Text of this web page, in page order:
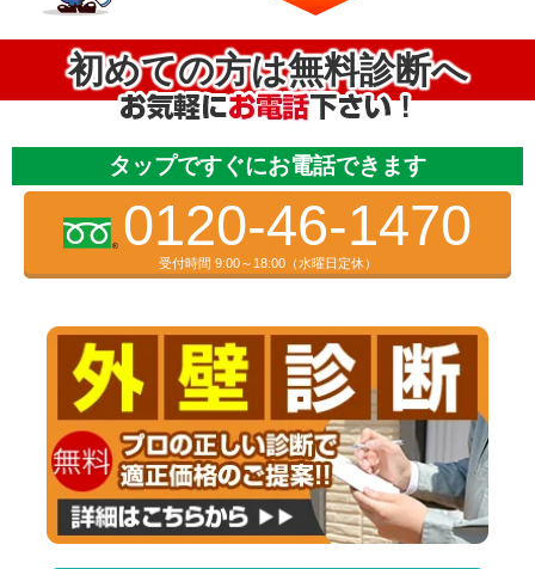
初めての方は無料診断へ
タップですぐにお電話できます
0120-46-1470
受付時間 9:00～18:00（水曜日定休）